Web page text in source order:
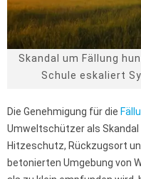
Skandal um Fällung
Schule eskaliert
Die Genehmigung für die
Umweltschützer als Skandal
Hitzeschutz, Rückzugsort
betonierten Umgebung von